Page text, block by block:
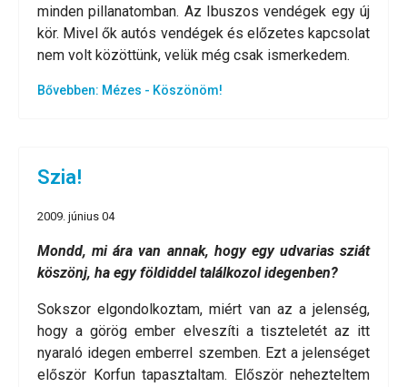
minden pillanatomban. Az Ibuszos vendégek egy új
kör. Mivel ők autós vendégek és előzetes kapcsolat
nem volt közöttünk, velük még csak ismerkedem.
Bővebben: Mézes - Köszönöm!
Szia!
2009. június 04
Mondd, mi ára van annak, hogy egy udvarias sziát
köszönj, ha egy földiddel találkozol idegenben?
Sokszor elgondolkoztam, miért van az a jelenség,
hogy a görög ember elveszíti a tiszteletét az itt
nyaraló idegen emberrel szemben. Ezt a jelenséget
először Korfun tapasztaltam. Először nehezteltem